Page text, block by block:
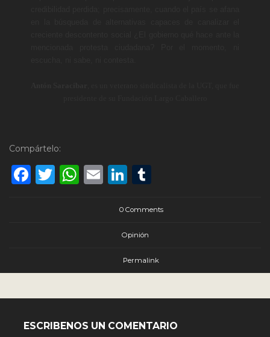
Compártelo:
Facebook
Twitter
WhatsApp
EmailLinkedIn
0 Comments
Opinión
Permalink
ESCRIBENOS UN COMENTARIO